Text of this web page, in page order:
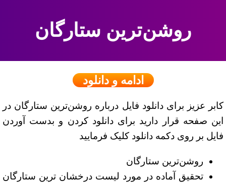
روشن‌ترین ستارگان
ادامه و دانلود
کابر عزیز برای دانلود فایل درباره روشن‌ترین ستارگان در
این صفحه قرار دارید برای دانلود کردن و بدست آوردن
فایل بر روی دکمه دانلود کلیک فرمایید
روشن‌ترین ستارگان
تحقیق آماده در مورد لیست درخشان ترین ستارگان